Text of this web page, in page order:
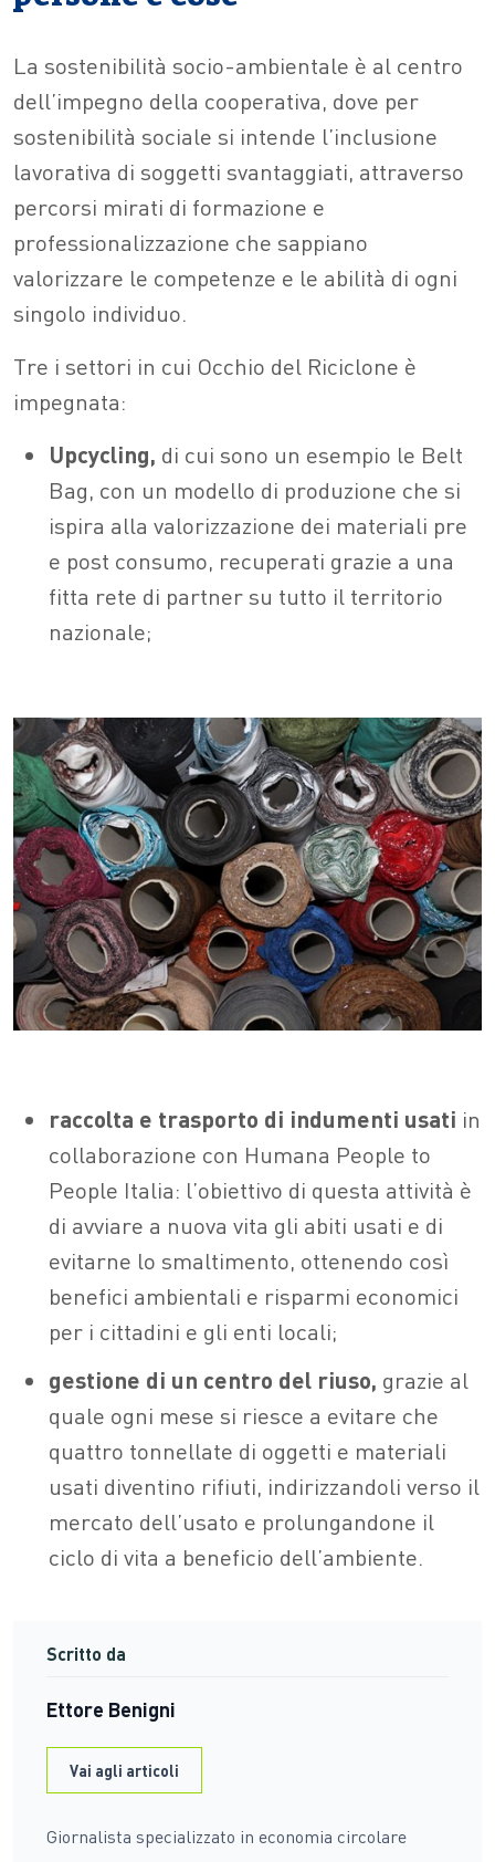
La sostenibilità socio-ambientale è al centro
dell’impegno della cooperativa, dove per
sostenibilità sociale si intende l’inclusione
lavorativa di soggetti svantaggiati, attraverso
percorsi mirati di formazione e
professionalizzazione che sappiano
valorizzare le competenze e le abilità di ogni
singolo individuo.
Tre i settori in cui Occhio del Riciclone è
impegnata:
Upcycling, di cui sono un esempio le Belt
Bag, con un modello di produzione che si
ispira alla valorizzazione dei materiali pre
e post consumo, recuperati grazie a una
fitta rete di partner su tutto il territorio
nazionale;
raccolta e trasporto di indumenti usati in
collaborazione con Humana People to
People Italia: l’obiettivo di questa attività è
di avviare a nuova vita gli abiti usati e di
evitarne lo smaltimento, ottenendo così
benefici ambientali e risparmi economici
per i cittadini e gli enti locali;
gestione di un centro del riuso, grazie al
quale ogni mese si riesce a evitare che
quattro tonnellate di oggetti e materiali
usati diventino rifiuti, indirizzandoli verso il
mercato dell’usato e prolungandone il
ciclo di vita a beneficio dell’ambiente.
Scritto da
Ettore Benigni
Vai agli articoli
Giornalista specializzato in economia circolare